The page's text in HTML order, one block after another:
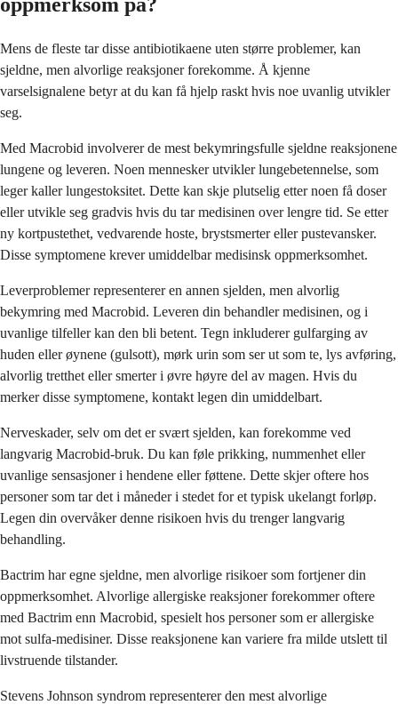
oppmerksom på?
Mens de fleste tar disse antibiotikaene uten større problemer, kan
sjeldne, men alvorlige reaksjoner forekomme. Å kjenne
varselsignalene betyr at du kan få hjelp raskt hvis noe uvanlig utvikler
seg.
Med Macrobid involverer de mest bekymringsfulle sjeldne reaksjonene
lungene og leveren. Noen mennesker utvikler lungebetennelse, som
leger kaller lungestoksitet. Dette kan skje plutselig etter noen få doser
eller utvikle seg gradvis hvis du tar medisinen over lengre tid. Se etter
ny kortpustethet, vedvarende hoste, brystsmerter eller pustevansker.
Disse symptomene krever umiddelbar medisinsk oppmerksomhet.
Leverproblemer representerer en annen sjelden, men alvorlig
bekymring med Macrobid. Leveren din behandler medisinen, og i
uvanlige tilfeller kan den bli betent. Tegn inkluderer gulfarging av
huden eller øynene (gulsott), mørk urin som ser ut som te, lys avføring,
alvorlig tretthet eller smerter i øvre høyre del av magen. Hvis du
merker disse symptomene, kontakt legen din umiddelbart.
Nerveskader, selv om det er svært sjelden, kan forekomme ved
langvarig Macrobid-bruk. Du kan føle prikking, nummenhet eller
uvanlige sensasjoner i hendene eller føttene. Dette skjer oftere hos
personer som tar det i måneder i stedet for et typisk ukelangt forløp.
Legen din overvåker denne risikoen hvis du trenger langvarig
behandling.
Bactrim har egne sjeldne, men alvorlige risikoer som fortjener din
oppmerksomhet. Alvorlige allergiske reaksjoner forekommer oftere
med Bactrim enn Macrobid, spesielt hos personer som er allergiske
mot sulfa-medisiner. Disse reaksjonene kan variere fra milde utslett til
livstruende tilstander.
Stevens Johnson syndrom representerer den mest alvorlige